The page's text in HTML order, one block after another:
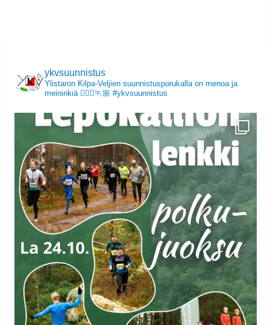
ykvsuunnistus
Ylistaron Kilpa-Veljien suunnistusporukalla on menoa ja
meininkiä 🏃🏻‍♀️🏃🏼 #ykvsuunnistus